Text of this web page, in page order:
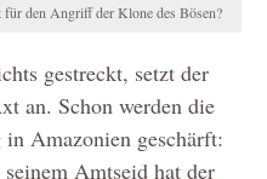
den Angriff der Klone des Bösen?
gestreckt, setzt der
an. Schon werden die
Amazonien geschärft:
Amtseid hat der